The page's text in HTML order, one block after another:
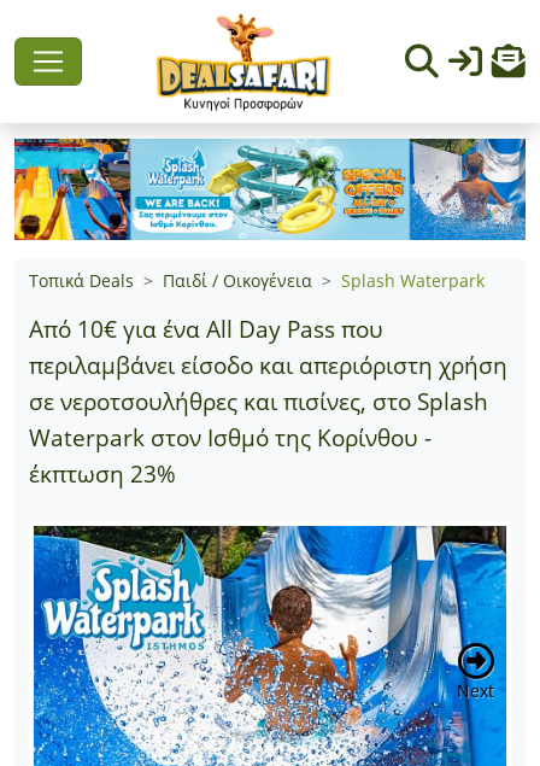
Τοπικά Deals Παιδί / Οικογένεια Splash Waterpark
Από 10€ για ένα All Day Pass που
περιλαμβάνει είσοδο και απεριόριστη χρήση
σε νεροτσουλήθρες και πισίνες, στο Splash
Waterpark στον Ισθμό της Κορίνθου -
έκπτωση 23%
Next